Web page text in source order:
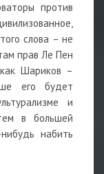
против
слова – не
прав Ле Пен
Шариков –
его будет
и
в большей
набить